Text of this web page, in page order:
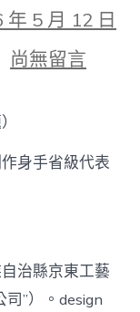
年 5 月 12 日
在
〈一
專
包
功
力〉
中
尚無留言
身手省級代表
治縣京東工藝
”）。design